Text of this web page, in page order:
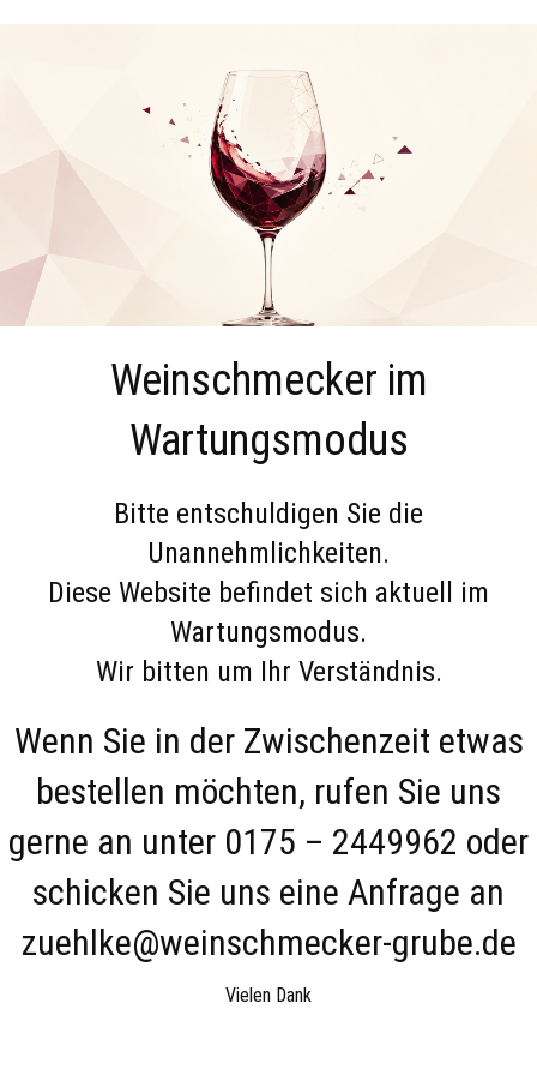
Weinschmecker im
Wartungsmodus
Bitte entschuldigen Sie die
Unannehmlichkeiten.
Diese Website befindet sich aktuell im
Wartungsmodus.
Wir bitten um Ihr Verständnis.
Wenn Sie in der Zwischenzeit etwas
bestellen möchten, rufen Sie uns
gerne an unter 0175 – 2449962 oder
schicken Sie uns eine Anfrage an
zuehlke@weinschmecker-grube.de
Vielen Dank